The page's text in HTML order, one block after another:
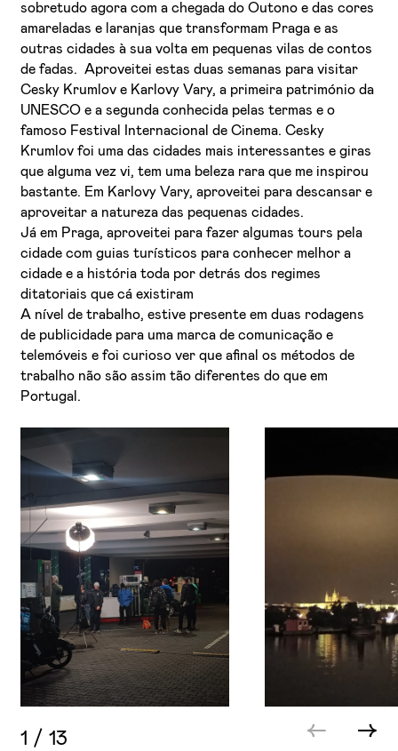
sobretudo agora com a chegada do Outono e das cores
amareladas e laranjas que transformam Praga e as
outras cidades à sua volta em pequenas vilas de contos
de fadas. Aproveitei estas duas semanas para visitar
Cesky Krumlov e Karlovy Vary, a primeira património da
UNESCO e a segunda conhecida pelas termas e o
famoso Festival Internacional de Cinema. Cesky
Krumlov foi uma das cidades mais interessantes e giras
que alguma vez vi, tem uma beleza rara que me inspirou
bastante. Em Karlovy Vary, aproveitei para descansar e
aproveitar a natureza das pequenas cidades.
Já em Praga, aproveitei para fazer algumas tours pela
cidade com guias turísticos para conhecer melhor a
cidade e a história toda por detrás dos regimes
ditatoriais que cá existiram
A nível de trabalho, estive presente em duas rodagens
de publicidade para uma marca de comunicação e
telemóveis e foi curioso ver que afinal os métodos de
trabalho não são assim tão diferentes do que em
Portugal.
1 /13